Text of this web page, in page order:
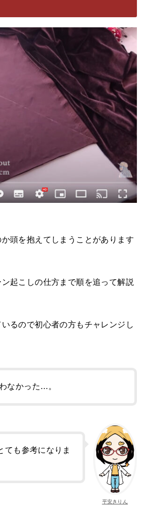
頭を抱えてしまうことがあります
起こしの仕方まで順を追って解説
るので初心者の方もチャレンジし
なかった…。
平安きりん
ても参考になりま